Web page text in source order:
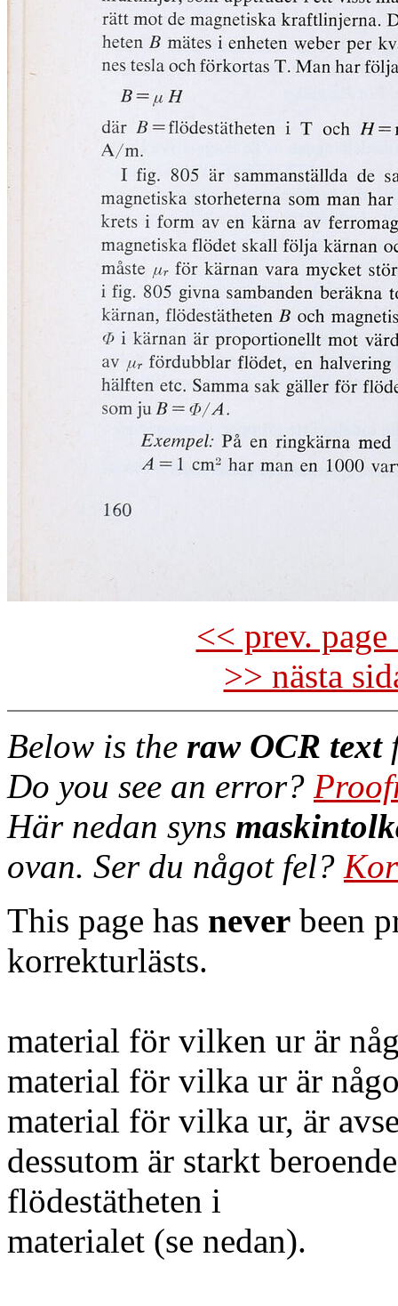
<< prev.
>> nästa
Below is the raw OCR text
Do you see an error?
Här nedan syns
ovan. Ser du något fel?
This page has never been
korrekturlästs.
material för vilken ur är
material för vilka ur är
material för vilka ur, är
dessutom är starkt
flödestätheten i
materialet (se nedan).